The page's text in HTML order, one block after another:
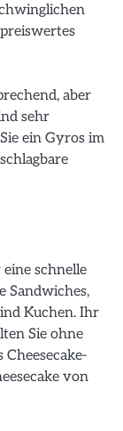
aber
sehr
ein Gyros im
schnelle
Sandwiches,
Kuchen. Ihr
Sie ohne
von